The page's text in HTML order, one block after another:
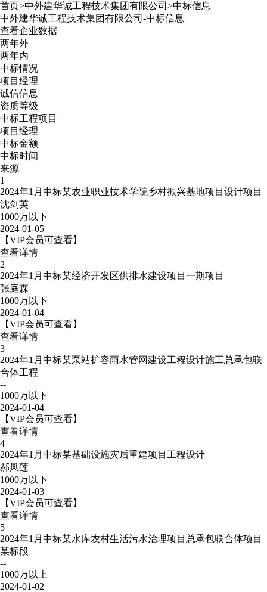
首页>中外建华诚工程技术集团有限公司 >中标信息
中外建华诚工程技术集团有限公司 -中标信息
查看企业数据
两年外
两年内
中标情况
项目经理
诚信信息
资质等级
中标工程项目
项目经理
中标金额
中标时间
来源
1
2024年1月中标某农业职业技术学院乡村振兴基地项目设计项目
沈剑英
1000万以下
2024-01-05
【VIP会员可查看】
查看详情
2
2024年1月中标某经济开发区供排水建设项目一期项目
张庭森
1000万以下
2024-01-04
【VIP会员可查看】
查看详情
3
2024年1月中标某泵站扩容雨水管网建设工程设计施工总承包联
合体工程
--
1000万以下
2024-01-04
【VIP会员可查看】
查看详情
4
2024年1月中标某基础设施灾后重建项目工程设计
郝凤莲
1000万以下
2024-01-03
【VIP会员可查看】
查看详情
5
2024年1月中标某水库农村生活污水治理项目总承包联合体项目
某标段
--
1000万以上
2024-01-02